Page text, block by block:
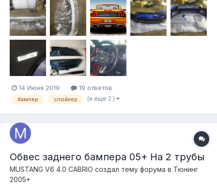
оригинальный (30 тр) - габариты Raxiom LED новые с
americanmuscle так горят (19тр) - рулевое колесо бу сток (9
тр)
14 Июня 2019 19 ответов
бампер спойлер (и еще 2 )
Обвес заднего бампера 05+ На 2 трубы
MUSTANG V6 4.0 CABRIO создал тему форума в Тюнинг
2005+